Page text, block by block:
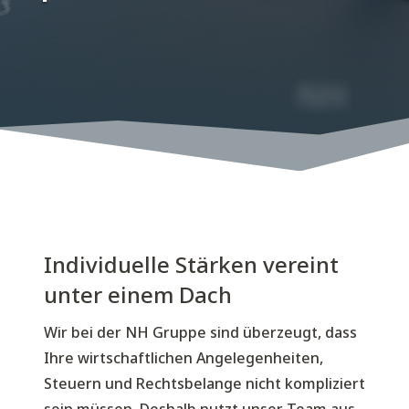
Individuelle Stärken vereint
unter einem Dach
Wir bei der NH Gruppe sind überzeugt, dass
Ihre wirtschaftlichen Angelegenheiten,
Steuern und Rechtsbelange nicht kompliziert